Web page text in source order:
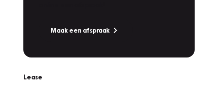
Maak een afspraak
Lease